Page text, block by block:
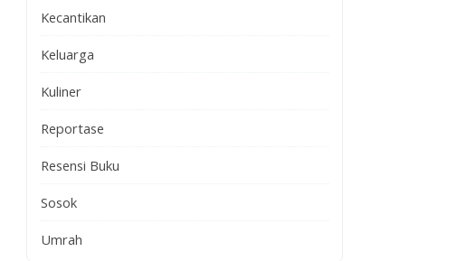
Kecantikan
Keluarga
Kuliner
Reportase
Resensi Buku
Sosok
Umrah